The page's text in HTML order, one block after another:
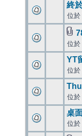
終
位於
位於
YT
位於
位於
桌
位於